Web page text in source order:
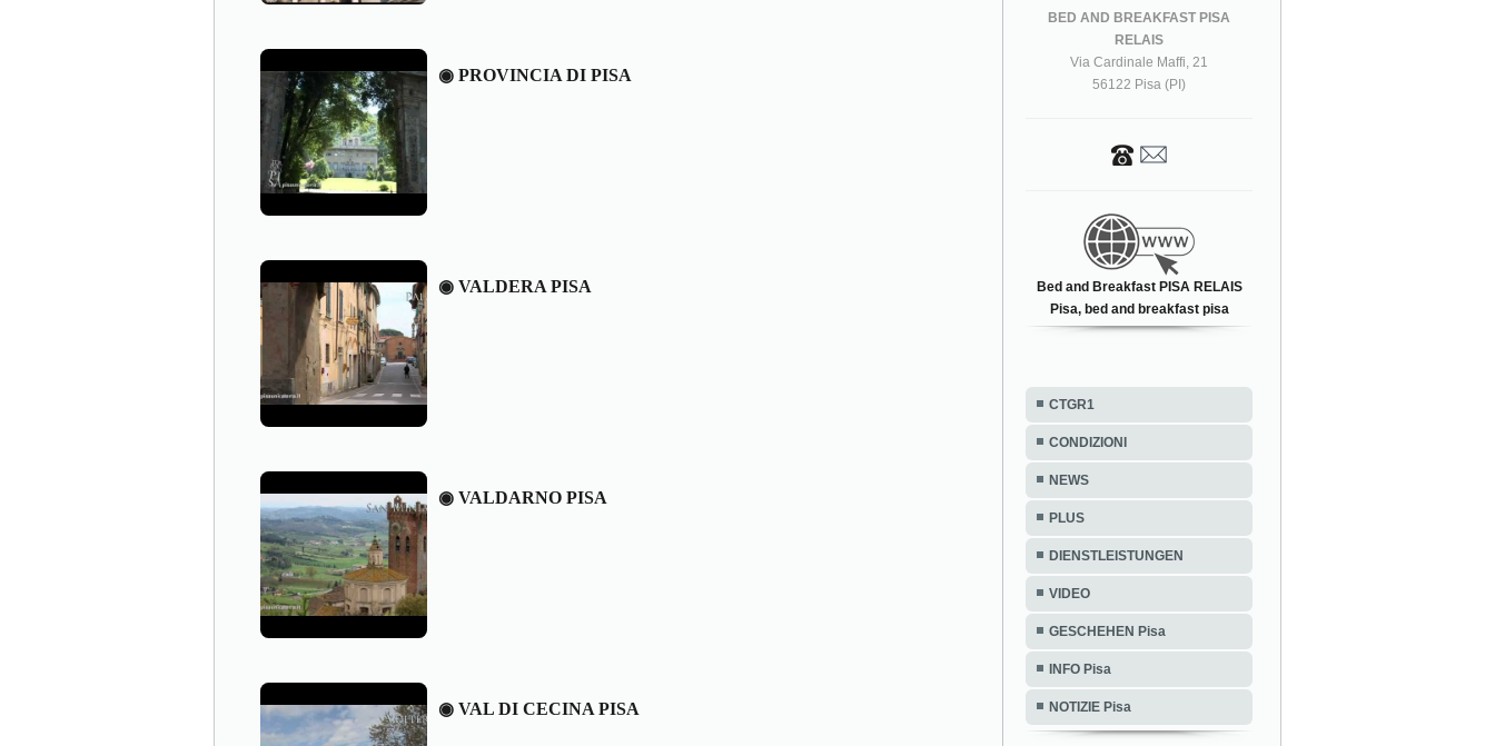
◉ PROVINCIA DI PISA
◉ VALDERA PISA
◉ VALDARNO PISA
◉ VAL DI CECINA PISA
BED AND BREAKFAST PISA
RELAIS
Via Cardinale Maffi, 21
56122 Pisa (PI)
Bed and Breakfast PISA RELAIS
Pisa, bed and breakfast pisa
CTGR1
CONDIZIONI
NEWS
PLUS
DIENSTLEISTUNGEN
VIDEO
GESCHEHEN Pisa
INFO Pisa
NOTIZIE Pisa